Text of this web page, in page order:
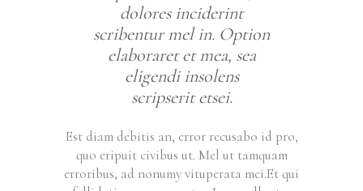
dolores inciderint
scribentur mel in. Option
elaboraret et mea, sea
eligendi insolens
scripserit etsei.
Est diam debitis an, error recusabo id pro,
quo eripuit civibus ut. Mel ut tamquam
erroribus, ad nonumy vituperata mei.Et qui